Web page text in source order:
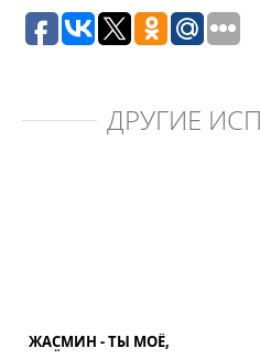
ДРУГИЕ
ЖАСМИН - ТЫ МОЁ,